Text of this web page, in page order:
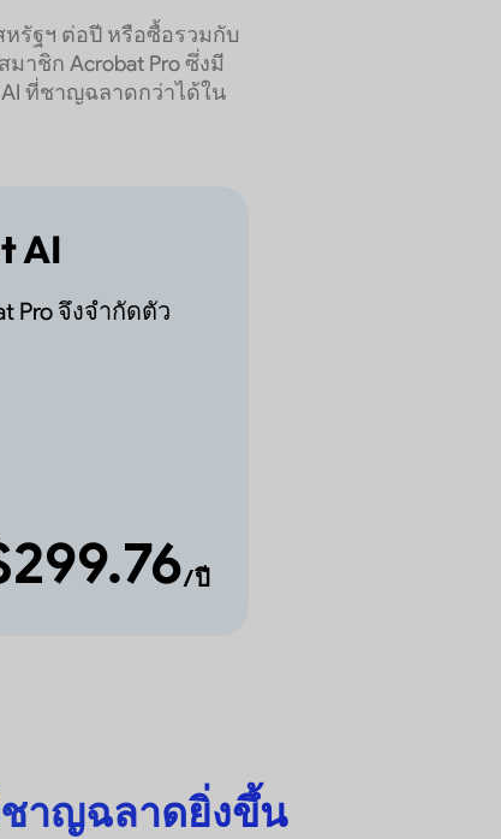
หรัฐฯ ต่อปี หรือซื้อรวมกับ
มาชิก Acrobat Pro ซึ่งมี
ที่ชาญฉลาดกว่าได้ใน
AI
Pro จึงจำกัดตัว
/ปี
ชาญฉลาดยิ่งขึ้น